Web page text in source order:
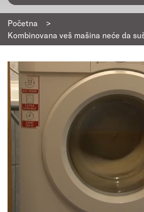
Početna
>
Kombinovana veš mašina neće da